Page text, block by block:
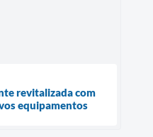
revitalizada com
equipamentos